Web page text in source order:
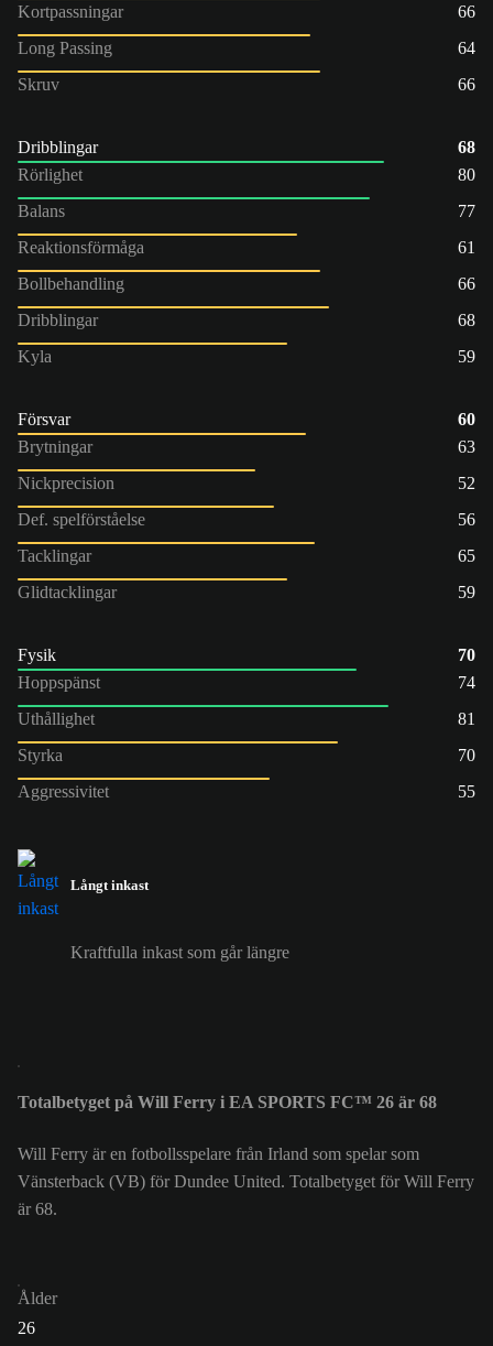
Kortpassningar
66
Long Passing
64
Skruv
66
Dribblingar
68
Rörlighet
80
Balans
77
Reaktionsförmåga
61
Bollbehandling
66
Dribblingar
68
Kyla
59
Försvar
60
Brytningar
63
Nickprecision
52
Def. spelförståelse
56
Tacklingar
65
Glidtacklingar
59
Fysik
70
Hoppspänst
74
Uthållighet
81
Styrka
70
Aggressivitet
55
Långt inkast
Kraftfulla inkast som går längre
Totalbetyget på Will Ferry i EA SPORTS FC™ 26 är 68
Will Ferry är en fotbollsspelare från Irland som spelar som
Vänsterback (VB) för Dundee United. Totalbetyget för Will Ferry
är 68.
Ålder
26